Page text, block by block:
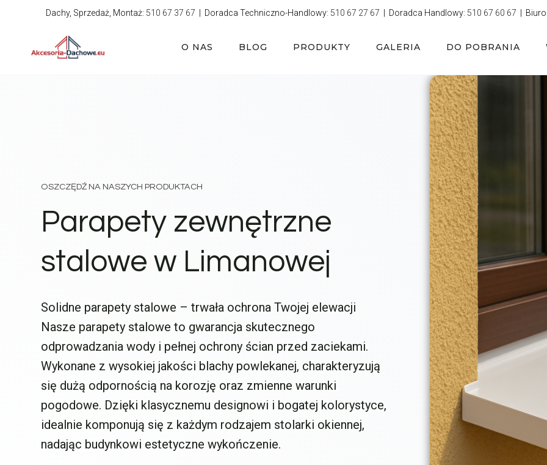
Dachy, Sprzedaż, Montaż: 510 67 37 67 | Doradca Techniczno-Handlowy: 510 67 27 67 | Doradca Handlowy: 510 67 60 67 | Biuro:
O NAS BLOG PRODUKTY GALERIA DO POBRANIA
OSZCZĘDŹ NA NASZYCH PRODUKTACH
Parapety zewnętrzne
stalowe w Limanowej
Solidne parapety stalowe – trwała ochrona Twojej elewacji
Nasze parapety stalowe to gwarancja skutecznego
odprowadzania wody i pełnej ochrony ścian przed zaciekami.
Wykonane z wysokiej jakości blachy powlekanej, charakteryzują
się dużą odpornością na korozję oraz zmienne warunki
pogodowe. Dzięki klasycznemu designowi i bogatej kolorystyce,
idealnie komponują się z każdym rodzajem stolarki okiennej,
nadając budynkowi estetyczne wykończenie.